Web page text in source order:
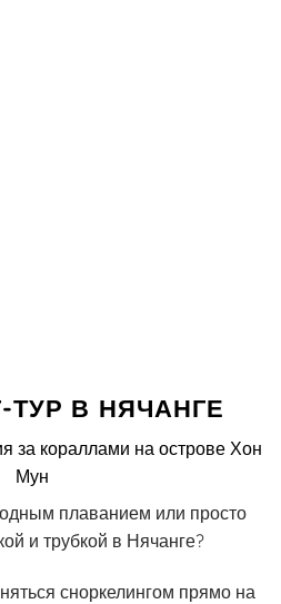
ТУР В НЯЧАНГЕ
за кораллами на острове Хон
Мун
плаванием или просто
и трубкой в Нячанге?
сноркелингом прямо на